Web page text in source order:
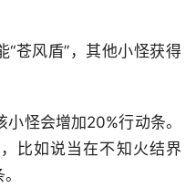
“苍风盾”，其他小怪获得
怪会增加20%行动条。
比如说当在不知火结界